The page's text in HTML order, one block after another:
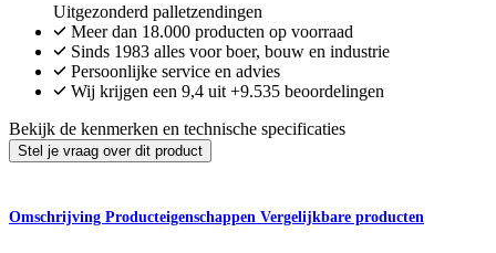
Uitgezonderd palletzendingen
Meer dan 18.000 producten op voorraad
Sinds 1983 alles voor boer, bouw en industrie
Persoonlijke service en advies
Wij krijgen een 9,4 uit +9.535 beoordelingen
Bekijk de kenmerken en technische specificaties
Stel je vraag over dit product
Omschrijving Producteigenschappen Vergelijkbare producten